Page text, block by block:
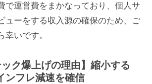
で運営費をまかなっており、個人サ
ューをする収入源の確保のため、ご
いです。
ック爆上げの理由】縮小する
ンフレ減速を確信